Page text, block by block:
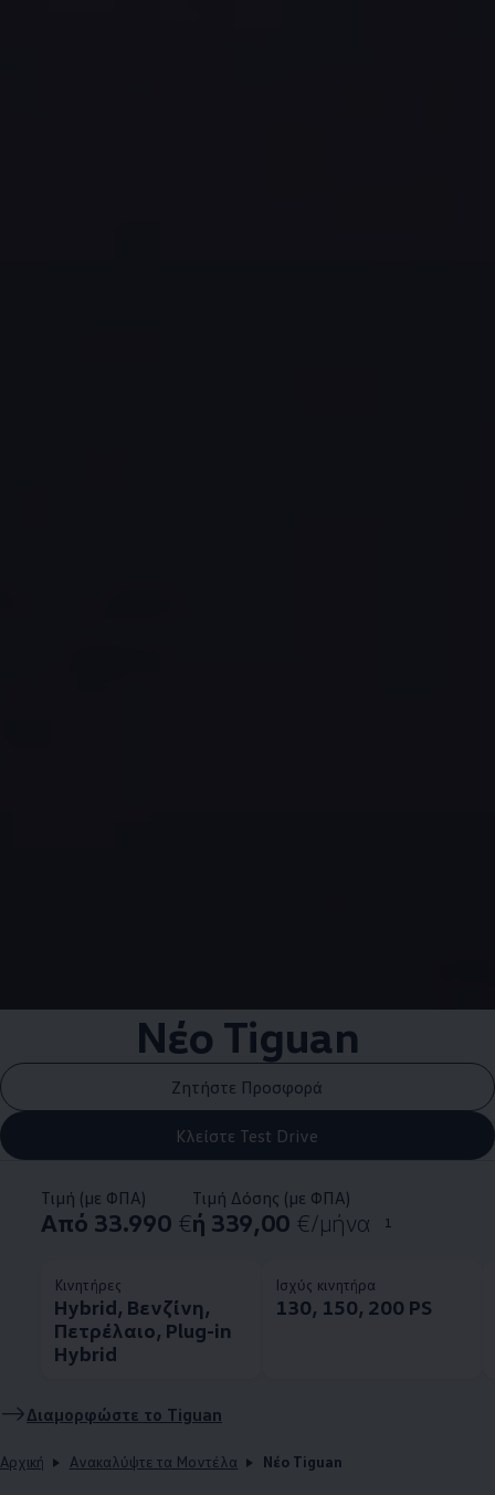
Νέο Tiguan
Ζητήστε Προσφορά
Κλείστε Test Drive
Τιμή (με ΦΠΑ)
Από 33.990 €
Τιμή Δόσης (με ΦΠΑ)
ή 339,00 €/μήνα 1
Κινητήρες
Hybrid, Βενζίνη,
Πετρέλαιο, Plug-in
Hybrid
Ισχύς κινητήρα
130, 150, 200 PS
Διαμορφώστε το Tiguan
Αρχική Ανακαλύψτε τα Μοντέλα Νέο Tiguan